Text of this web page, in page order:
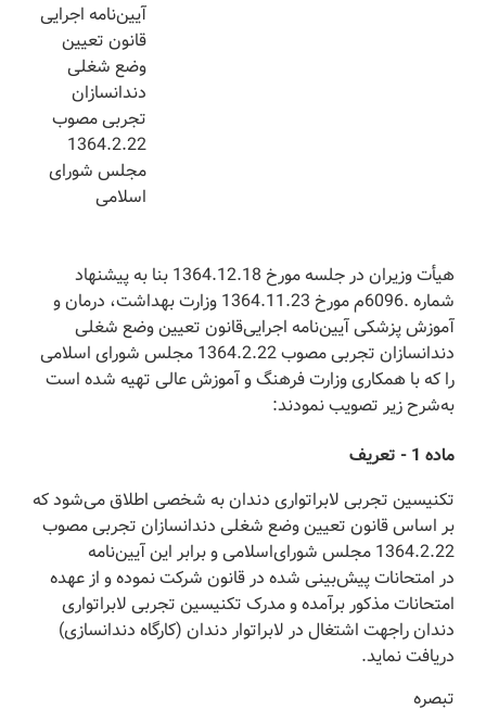
آیین‌نامه اجرایی
قانون تعیین
وضع شغلی
دندانسازان
تجربی مصوب
1364.2.22
مجلس شورای
اسلامی
‌هیأت وزیران در جلسه مورخ 1364.12.18 بنا به پیشنهاد
شماره .6096م مورخ 1364.11.23 وزارت بهداشت، درمان و
آموزش پزشکی آیین‌نامه اجرایی‌قانون تعیین وضع شغلی
دندانسازان تجربی مصوب 1364.2.22 مجلس شورای اسلامی
را که با همکاری وزارت فرهنگ و آموزش عالی تهیه شده است
به‌شرح زیر تصویب نمودند:
‌ماده 1 - تعریف
‌تکنیسین تجربی لابراتواری دندان به شخصی اطلاق می‌شود که
بر اساس قانون تعیین وضع شغلی دندانسازان تجربی مصوب
1364.2.22 مجلس شورای‌اسلامی و برابر این آیین‌نامه
در امتحانات پیش‌بینی شده در قانون شرکت نموده و از عهده
امتحانات مذکور برآمده و مدرک تکنیسین تجربی لابراتواری
دندان را‌جهت اشتغال در لابراتوار دندان (‌کارگاه دندانسازی)
دریافت نماید.
‌تبصره